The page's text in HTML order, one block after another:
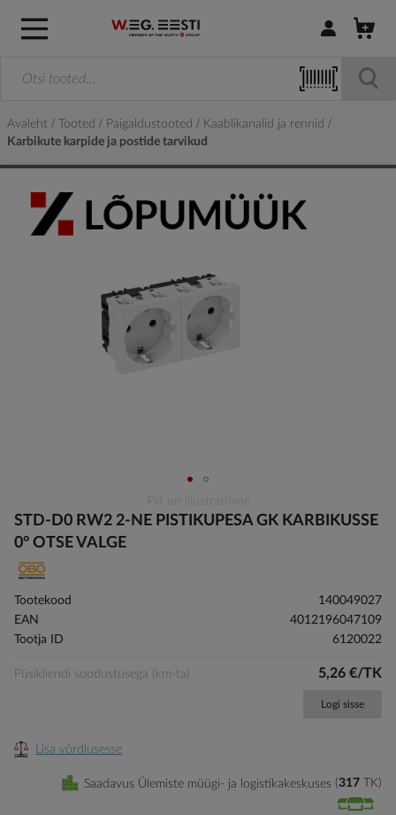
Logi sisse /
Avaleht Tooted Paigaldustooted
Kaablikanalid ja rennid
Karbikute karpide ja postide tarvikud
to
the
of
images
gallery
STD-D0 RW2 2-NE PISTIKUPESA GK KARBIKUSSE
0° OTSE VALGE
Tootekood
140049027
EAN
4012196047109
Tootja ID
6120022
Püsikliendi soodustusega (km-ta) 5,26 €/TK
Logi sisse
Lisa võrdlusesse
Saadavus Ülemiste müügi- ja logistikakeskuses 317 TK